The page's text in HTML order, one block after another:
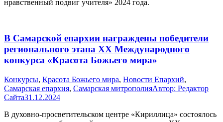
нравственный подвиг учителя» 2024 года.
В Самарской епархии награждены победители
регионального этапа ХХ Международного
конкурса «Красота Божьего мира»
Конкурсы, Красота Божьего мира, Новости Епархий,
Самарская епархия, Самарская митрополияАвтор: Редактор
Сайта31.12.2024
В духовно-просветительском центре «Кириллица» состоялось